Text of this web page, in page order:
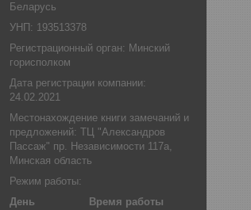
Беларусь
УНП: 193513378
Регистрационный орган: Минский
горисполком
Дата регистрации компании:
24.02.2021
Местонахождение книги замечаний и
предложений: ТЦ "Александров
Пассаж" пр. Независимости 117а,
Минская область
Режим работы:
День
Время работы